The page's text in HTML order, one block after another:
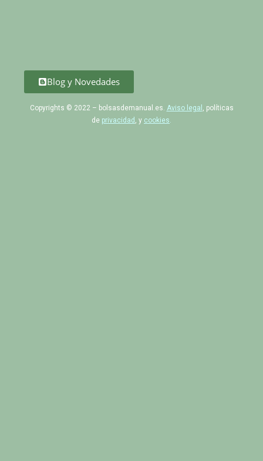
Blog y Novedades
Copyrights © 2022 – bolsasdemanual.es. Aviso legal , políticas
de privacidad , y cookies.